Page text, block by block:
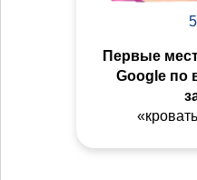
Первые
Google по